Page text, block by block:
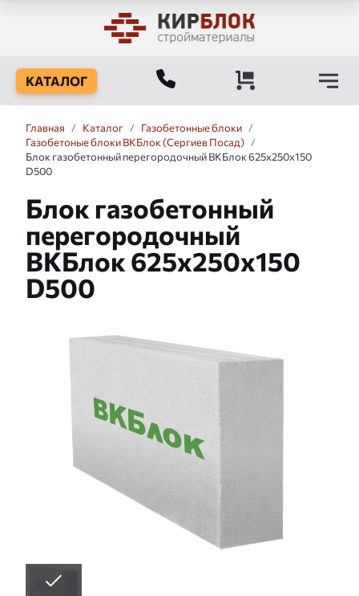
КАТАЛОГ
Главная / Каталог / Газобетонные блоки /
Газобетоные блоки ВКБлок (Сергиев Посад) /
Блок газобетонный перегородочный ВКБлок 625x250x150
D500
Блок газобетонный
перегородочный
ВКБлок 625x250x150
D500
Слайдшоу